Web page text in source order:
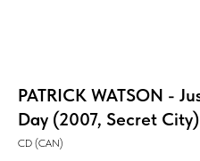
PATRICK WATSON -
Day (2007, Secret
CD (CAN)